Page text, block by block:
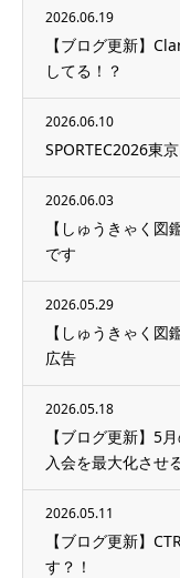
2026.06.19
【ブログ更新】
してる！？
2026.06.10
SPORTEC2026東
2026.06.03
【しゅうきゃく図
です
2026.05.29
【しゅうきゃく
広告
2026.05.18
【ブログ更新】5
入会を最大化させ
2026.05.11
【ブログ更新】
す？！